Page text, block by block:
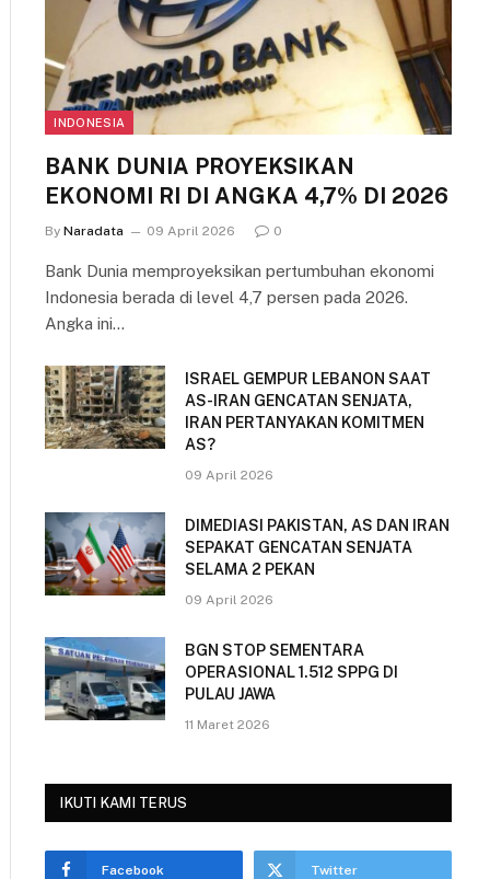
INDONESIA
BANK DUNIA PROYEKSIKAN
EKONOMI RI DI ANGKA 4,7% DI 2026
By Naradata 09 April 2026 0
Bank Dunia memproyeksikan pertumbuhan ekonomi
Indonesia berada di level 4,7 persen pada 2026.
Angka ini…
ISRAEL GEMPUR LEBANON SAAT
AS-IRAN GENCATAN SENJATA,
IRAN PERTANYAKAN KOMITMEN
AS?
09 April 2026
DIMEDIASI PAKISTAN, AS DAN IRAN
SEPAKAT GENCATAN SENJATA
SELAMA 2 PEKAN
09 April 2026
BGN STOP SEMENTARA
OPERASIONAL 1.512 SPPG DI
PULAU JAWA
11 Maret 2026
IKUTI KAMI TERUS
Facebook Twitter